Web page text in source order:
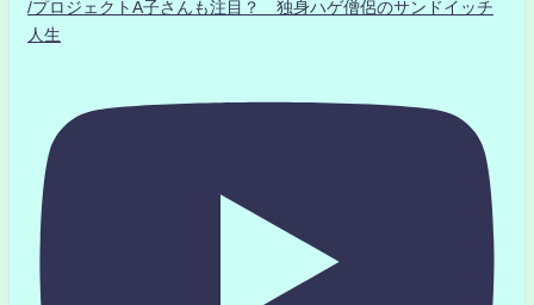
/プロジェクトA子さんも注目？ 独身ハゲ僧侶のサンドイッチ
人生